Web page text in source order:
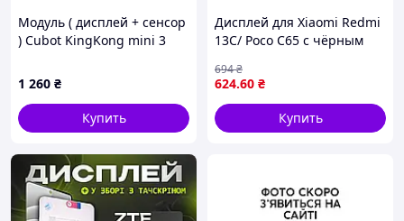
Производитель
Xiaomi
Китай
Состояние
Новое
Гарантийный срок
Цвет
Диагональ экрана
Тип
Модуль ( дисплей + сенсор
) Cubot KingKong mini 3
1 260 ₴
Купить
Дисплей для Xiaomi Redmi
13C/ Poco C65 с чёрным
624.60 ₴
694₴
Купить